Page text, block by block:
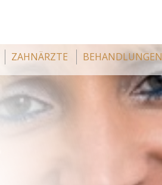
ZAHNÄRZTE BEHANDLUNGEN